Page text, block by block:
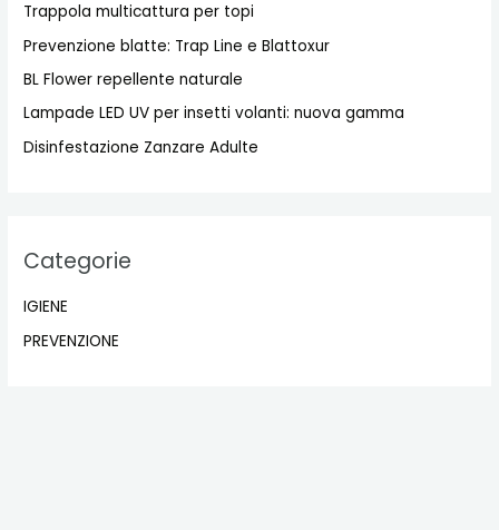
Trappola multicattura per topi
Prevenzione blatte: Trap Line e Blattoxur
BL Flower repellente naturale
Lampade LED UV per insetti volanti: nuova gamma
Disinfestazione Zanzare Adulte
Categorie
IGIENE
PREVENZIONE